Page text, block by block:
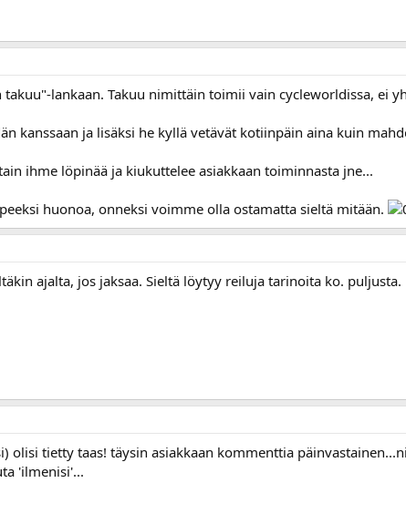
lankaan. Takuu nimittäin toimii vain cycleworldissa, ei
kanssaan ja lisäksi he kyllä vetävät kotiinpäin aina kuin
ihme löpinää ja kiukuttelee asiakkaan toiminnasta jne...
huonoa, onneksi voimme olla ostamatta sieltä mitään.
ajalta, jos jaksaa. Sieltä löytyy reiluja tarinoita ko. puljusta.
olisi tietty taas! täysin asiakkaan kommenttia
'ilmenisi'...